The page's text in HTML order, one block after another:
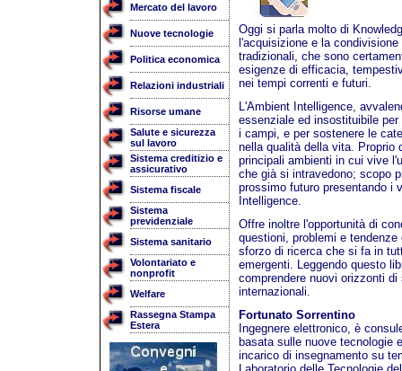
Mercato del lavoro
Nuove tecnologie
Politica economica
Relazioni industriali
Risorse umane
Salute e sicurezza
sul lavoro
Sistema creditizio e
assicurativo
Sistema fiscale
Sistema
previdenziale
Sistema sanitario
Volontariato e
nonprofit
Welfare
Rassegna Stampa
Estera
Oggi si parla molto di
l'acquisizione e la
tradizionali, che sono
esigenze di efficacia,
nei tempi correnti e futuri.
L'Ambient Intelligence,
essenziale ed insostituibile
i campi, e per sostenere le
nella qualità della vita.
principali ambienti in cui vive
che già si intravedono; scopo
prossimo futuro presentando i
Intelligence.
Offre inoltre l'opportunità di
questioni, problemi e
sforzo di ricerca che si fa in
emergenti. Leggendo questo
comprendere nuovi orizzonti
internazionali.
Fortunato Sorrentino
Ingegnere elettronico, è
basata sulle nuove tecnologie
incarico di insegnamento su